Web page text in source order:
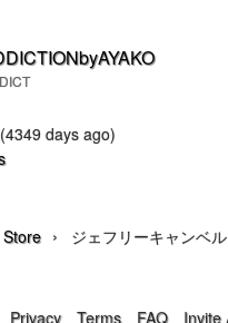
days ago)
Store › ジェフリーキャンベ
Privacy Terms FAQ Invite